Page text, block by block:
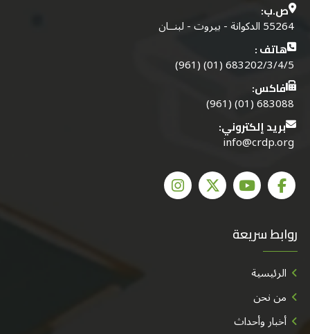
ص.ب:
55264 الدكوانة - بيروت - لبنــان
هاتف :
683202/3/4/5 (01) (961)
فاكس:
683088 (01) (961)
بريد إلكتروني:
info@crdp.org
روابط سريعة
الرئيسية
من نحن
أخبار وأحداث